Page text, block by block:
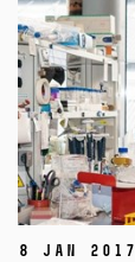
8 Jan 2017